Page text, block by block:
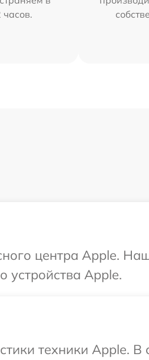
часов.
центра Apple.
устройства Apple.
техники Apple. В